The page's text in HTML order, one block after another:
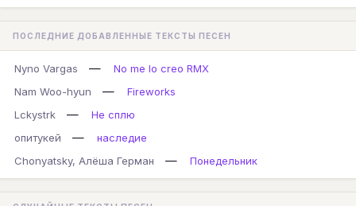
ПОСЛЕДНИЕ ДОБАВЛЕННЫЕ ТЕКСТЫ ПЕСЕН
Nyno Vargas —
No me lo creo RMX
Nam Woo-hyun
—
Fireworks
Lckystrk
—
Не сплю
опитукей
—
наследие
Chonyatsky, Алёша Герман
— Понедельник